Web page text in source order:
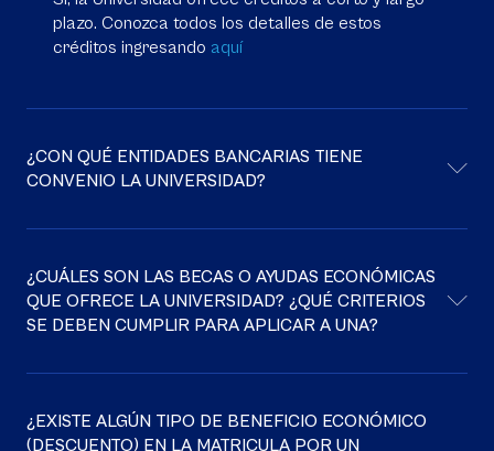
plazo. Conozca todos los detalles de estos
créditos ingresando aquí
¿CON QUÉ ENTIDADES BANCARIAS TIENE
CONVENIO LA UNIVERSIDAD?
¿CUÁLES SON LAS BECAS O AYUDAS ECONÓMICAS
QUE OFRECE LA UNIVERSIDAD? ¿QUÉ CRITERIOS
SE DEBEN CUMPLIR PARA APLICAR A UNA?
¿EXISTE ALGÚN TIPO DE BENEFICIO ECONÓMICO
(DESCUENTO) EN LA MATRICULA POR UN